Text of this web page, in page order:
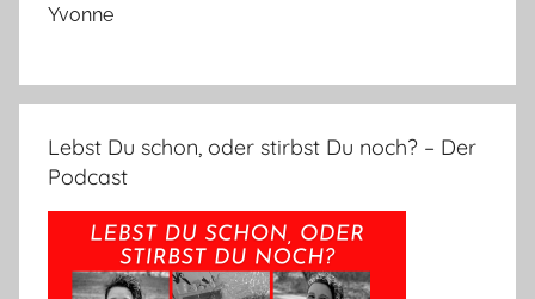
Yvonne
Lebst Du schon, oder stirbst Du noch? – Der
Podcast